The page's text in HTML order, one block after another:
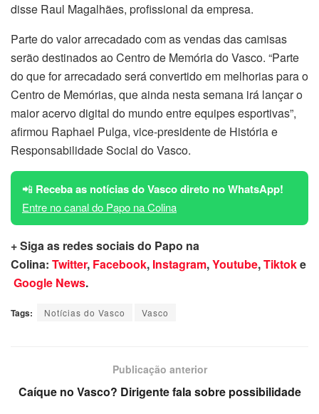
disse Raul Magalhães, profissional da empresa.
Parte do valor arrecadado com as vendas das camisas
serão destinados ao Centro de Memória do Vasco. “Parte
do que for arrecadado será convertido em melhorias para o
Centro de Memórias, que ainda nesta semana irá lançar o
maior acervo digital do mundo entre equipes esportivas”,
afirmou Raphael Pulga, vice-presidente de História e
Responsabilidade Social do Vasco.
📲 Receba as notícias do Vasco direto no WhatsApp!
Entre no canal do Papo na Colina
+ Siga as redes sociais do Papo na
Colina: Twitter, Facebook, Instagram,Youtube,Tiktoke
Google News.
Tags: Notícias do Vasco Vasco
Publicação anterior
Caíque no Vasco? Dirigente fala sobre possibilidade